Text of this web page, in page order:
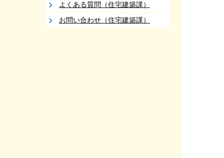
よくある質問（住宅建築課）
お問い合わせ（住宅建築課）